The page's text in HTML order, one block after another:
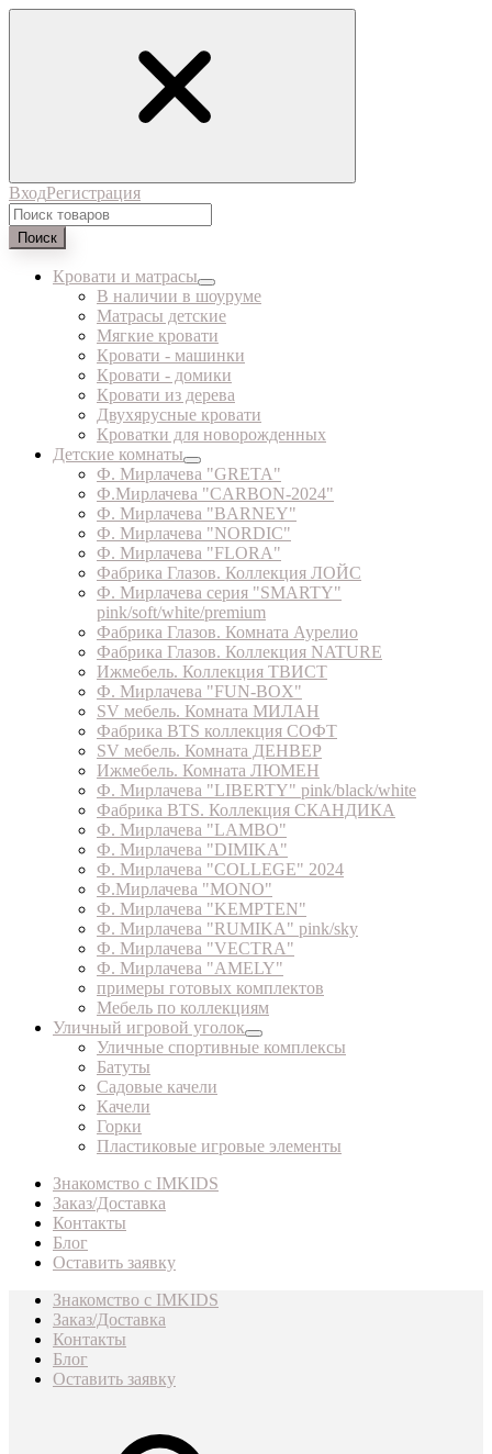
ВходРегистрация
Поиск
Кровати и матрасы
В наличии в шоуруме
Матрасы детские
Мягкие кровати
Кровати - машинки
Кровати - домики
Кровати из дерева
Двухярусные кровати
Кроватки для новорожденных
Детские комнаты
Ф. Мирлачева "GRETA"
Ф.Мирлачева "CARBON-2024"
Ф. Мирлачева "BARNEY"
Ф. Мирлачева "NORDIC"
Ф. Мирлачева "FLORA"
Фабрика Глазов. Коллекция ЛОЙС
Ф. Мирлачева серия "SMARTY"
pink/soft/white/premium
Фабрика Глазов. Комната Аурелио
Фабрика Глазов. Коллекция NATURE
Ижмебель. Коллекция ТВИСТ
Ф. Мирлачева "FUN-BOX"
SV мебель. Комната МИЛАН
Фабрика BTS коллекция СОФТ
SV мебель. Комната ДЕНВЕР
Ижмебель. Комната ЛЮМЕН
Ф. Мирлачева "LIBERTY" pink/black/white
Фабрика BTS. Коллекция СКАНДИКА
Ф. Мирлачева "LAMBO"
Ф. Мирлачева "DIMIKA"
Ф. Мирлачева "COLLEGE" 2024
Ф.Мирлачева "MONO"
Ф. Мирлачева "KEMPTEN"
Ф. Мирлачева "RUMIKA" pink/sky
Ф. Мирлачева "VECTRA"
Ф. Мирлачева "AMELY"
примеры готовых комплектов
Мебель по коллекциям
Уличный игровой уголок
Уличные спортивные комплексы
Батуты
Садовые качели
Качели
Горки
Пластиковые игровые элементы
Знакомство с IMKIDS
Заказ/Доставка
Контакты
Блог
Оставить заявку
Знакомство с IMKIDS
Заказ/Доставка
Контакты
Блог
Оставить заявку